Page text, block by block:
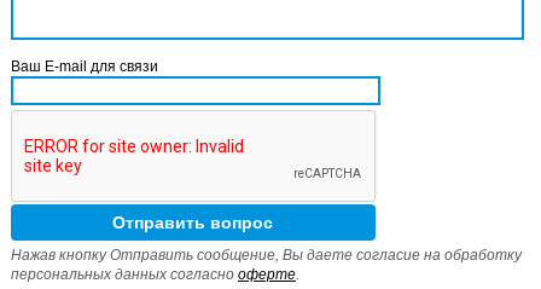
Ваш E-mail для связи
Нажав кнопку Отправить сообщение, Вы даете согласие на обработку
персональных данных согласно оферте.